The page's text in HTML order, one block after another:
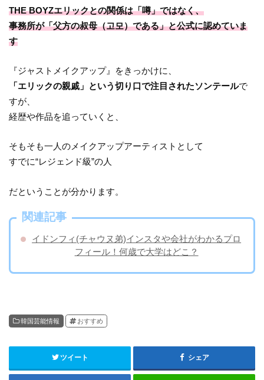
THE BOYZエリックとの関係は「噂」ではなく、
事務所が「父方の叔母（고모）である」と公式に認めていま
す
『ジャストメイクアップ』をきっかけに、
「エリックの親戚」という切り口で注目されたソンテールで
すが、
経歴や作品を追っていくと、
そもそも一人のメイクアップアーティストとして
すでに“レジェンド級”の人
だということが分かります。
関連記事
イドンフィ(チャウヌ弟)インスタや会社がわかるプロ
フィール！何歳で大学はどこ？
韓国芸能情報 おすすめ
ツイート シェア